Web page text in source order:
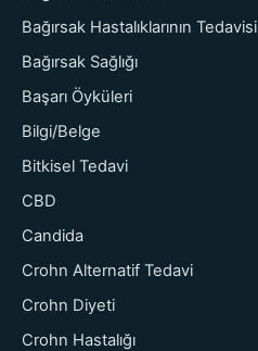
Bağırsak Hastalıklarının Tedavisi
Bağırsak Sağlığı
Başarı Öyküleri
Bilgi/Belge
Bitkisel Tedavi
CBD
Candida
Crohn Alternatif Tedavi
Crohn Diyeti
Crohn Hastalığı